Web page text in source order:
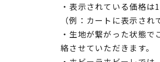
・表示されている価格は
（例：カートに表示さ
・生地が繋がった状態
絡させていただきます。